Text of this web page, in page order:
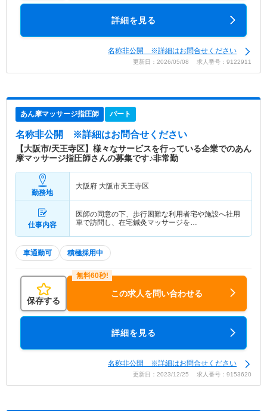
詳細を見る
名称非公開 ※詳細はお問合せください
更新日：2026/05/08 求人番号：9122911
あん摩マッサージ指圧師 パート
名称非公開 ※詳細はお問合せください
【大阪市/天王寺区】様々なサービスを行っている企業でのあん
摩マッサージ指圧師さんの募集です♪非常勤
勤務地
大阪府 大阪市天王寺区
仕事内容
医師の同意の下、歩行困難な利用者宅や施設へ社用
車で訪問し、在宅鍼灸マッサージを…
車通勤可 積極採用中
保存する
この求人を問い合わせる
詳細を見る
名称非公開 ※詳細はお問合せください
更新日：2023/12/25 求人番号：9153620